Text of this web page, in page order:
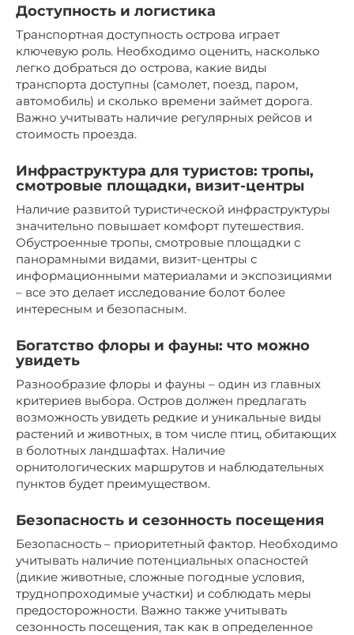
Доступность и логистика
Транспортная доступность острова играет
ключевую роль. Необходимо оценить, насколько
легко добраться до острова, какие виды
транспорта доступны (самолет, поезд, паром,
автомобиль) и сколько времени займет дорога.
Важно учитывать наличие регулярных рейсов и
стоимость проезда.
Инфраструктура для туристов: тропы,
смотровые площадки, визит-центры
Наличие развитой туристической инфраструктуры
значительно повышает комфорт путешествия.
Обустроенные тропы, смотровые площадки с
панорамными видами, визит-центры с
информационными материалами и экспозициями
– все это делает исследование болот более
интересным и безопасным.
Богатство флоры и фауны: что можно
увидеть
Разнообразие флоры и фауны – один из главных
критериев выбора. Остров должен предлагать
возможность увидеть редкие и уникальные виды
растений и животных, в том числе птиц, обитающих
в болотных ландшафтах. Наличие
орнитологических маршрутов и наблюдательных
пунктов будет преимуществом.
Безопасность и сезонность посещения
Безопасность – приоритетный фактор. Необходимо
учитывать наличие потенциальных опасностей
(дикие животные, сложные погодные условия,
труднопроходимые участки) и соблюдать меры
предосторожности. Важно также учитывать
сезонность посещения, так как в определенное